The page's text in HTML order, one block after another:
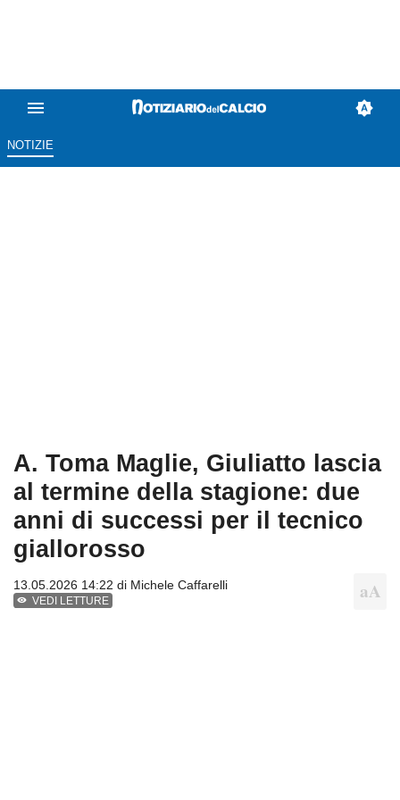
NOTIZIE
A. Toma Maglie, Giuliatto lascia
al termine della stagione: due
anni di successi per il tecnico
giallorosso
13.05.2026 14:22 di Michele Caffarelli
VEDI LETTURE